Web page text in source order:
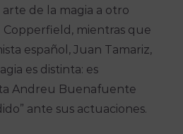
arte de la magia a otro
Copperfield, mientras que
español, Juan Tamariz,
es distinta: es
Andreu Buenafuente
ante sus actuaciones.